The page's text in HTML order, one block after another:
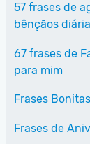
57 frases de
bênçãos
67 frases de
para mim
Frases
Frases de